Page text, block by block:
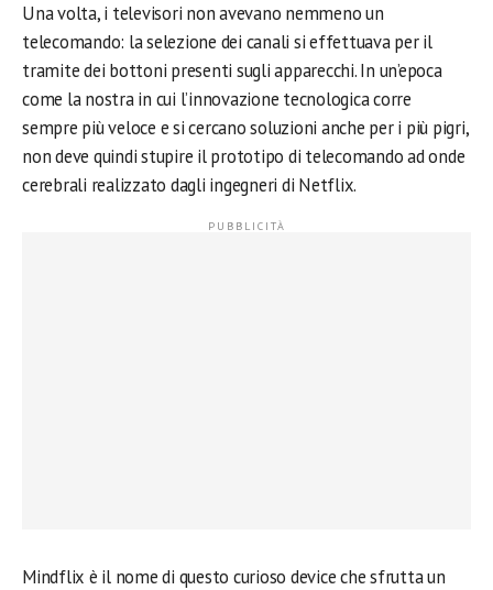
Una volta, i televisori non avevano nemmeno un
telecomando: la selezione dei canali si effettuava per il
tramite dei bottoni presenti sugli apparecchi. In un’epoca
come la nostra in cui l’innovazione tecnologica corre
sempre più veloce e si cercano soluzioni anche per i più pigri,
non deve quindi stupire il prototipo di telecomando ad onde
cerebrali realizzato dagli ingegneri di Netflix.
Mindflix è il nome di questo curioso device che sfrutta un